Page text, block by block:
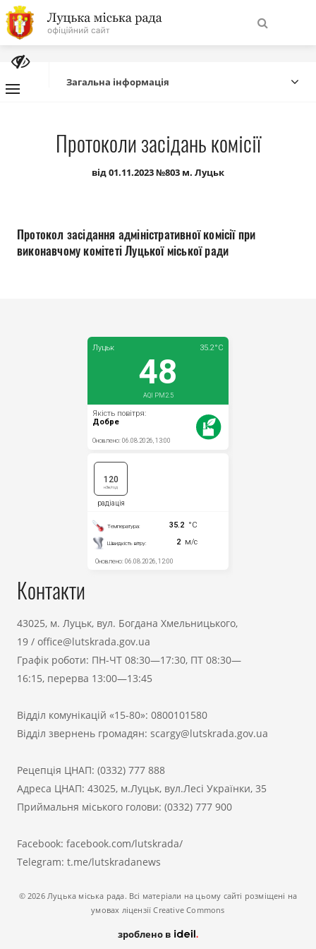
На
головну
сайту
Про місто
Міська влада
Бюджет
Документи
Загальна інформація
Протоколи засідань комісії
від 01.11.2023 №803 м. Луцьк
Протокол засідання адміністративної комісії при
виконавчому комітеті Луцької міської ради
Контакти
43025, м. Луцьк, вул. Богдана Хмельницького,
19 / office@lutskrada.gov.ua
Графік роботи: ПН-ЧТ 08:30—17:30, ПТ 08:30—
16:15, перерва 13:00—13:45
Відділ комунікацій «15-80»: 0800101580
Відділ звернень громадян: scargy@lutskrada.gov.ua
Рецепція ЦНАП: (0332) 777 888
Адреса ЦНАП: 43025, м.Луцьк, вул.Лесі Українки, 35
Приймальня міського голови: (0332) 777 900
Facebook: facebook.com/lutskrada/
Telegram: t.me/lutskradanews
© 2026 Луцька міська рада. Всі матеріали на цьому сайті розміщені на
умовах ліцензії Creative Commons
зроблено в